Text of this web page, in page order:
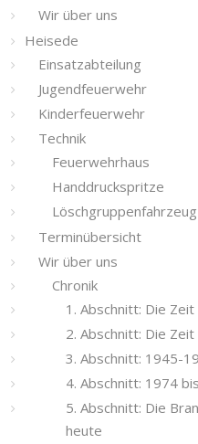
Wir über uns
Heisede
Einsatzabteilung
Jugendfeuerwehr
Kinderfeuerwehr
Technik
Feuerwehrhaus
Handdruckspritze
Terminübersicht
Wir über uns
Chronik
1. Abschnitt: Die
2. Abschnitt: Die
3. Abschnitt: 1945-
4. Abschnitt: 1974
5. Abschnitt: Die
heute